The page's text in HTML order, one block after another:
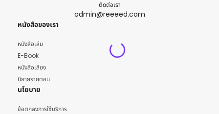
ติดต่อเรา
admin@reeeed.com
หนังสือของเรา
หนังสือเล่ม
E-Book
หนังสือเสียง
นิยายรายตอน
นโยบาย
ข้อตกลงการใช้บริการ